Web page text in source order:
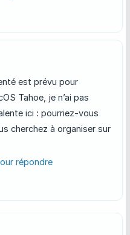
est prévu pour
Tahoe, je n’ai pas
ici : pourriez-vous
cherchez à organiser sur
répondre